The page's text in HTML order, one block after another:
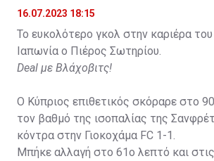
16.07.2023 18:15
Το ευκολότερο γκολ στην καριέρα
Ιαπωνία ο Πιέρος Σωτηρίου.
Deal με Βλάχοβιτς!
Ο Κύπριος επιθετικός σκόραρε στο
τον βαθμό της ισοπαλίας της
κόντρα στην Γιοκοχάμα FC 1-1.
Μπήκε αλλαγή στο 61ο λεπτό και